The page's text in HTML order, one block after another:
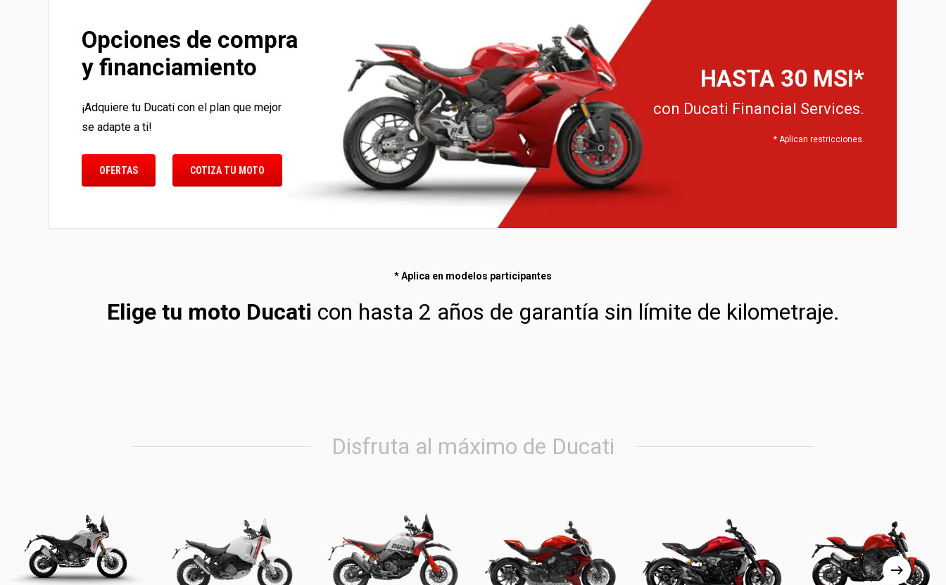
Opciones de compra
y financiamiento
¡Adquiere tu Ducati con el plan que mejor
se adapte a ti!
OFERTAS COTIZA TU MOTO
HASTA 30 MSI*
con Ducati Financial Services.
* Aplican restricciones.
* Aplica en modelos participantes
Elige tu moto Ducati con hasta 2 años de garantía sin límite de kilometraje.
Disfruta al máximo de Ducati